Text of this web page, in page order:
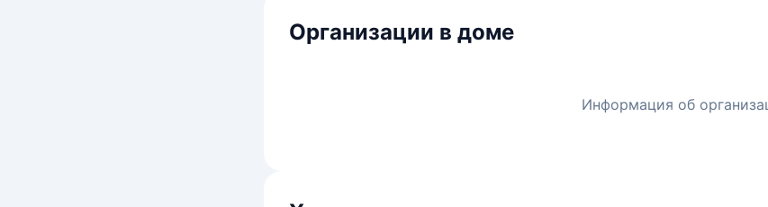
Организации в доме
Информация об